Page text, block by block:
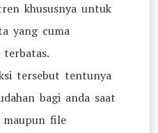
khususnya untuk
yang cuma
tersebut tentunya
bagi anda saat
maupun file